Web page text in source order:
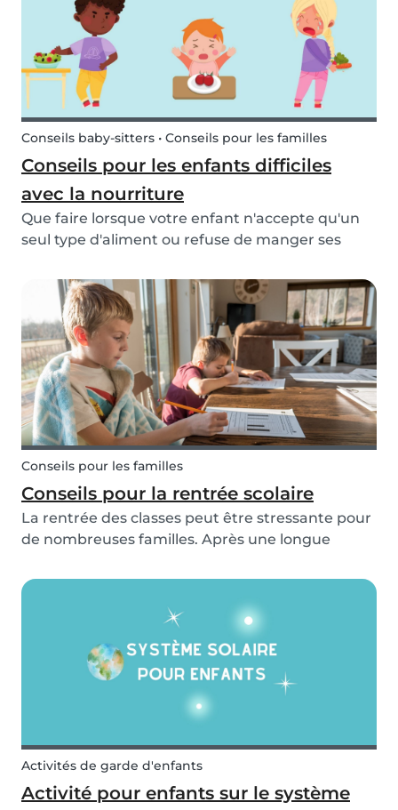
Conseils baby-sitters • Conseils pour les familles
Conseils pour les enfants difficiles
avec la nourriture
Que faire lorsque votre enfant n'accepte qu'un
seul type d'aliment ou refuse de manger ses
expliquons ce qu'est une alimentation difficile,
pourquoi elle se produit et comment y faire face
! Pou...
Conseils pour les familles
Conseils pour la rentrée scolaire
La rentrée des classes peut être stressante pour
de nombreuses familles. Après une longue
routine scolaire peut être un véritable défi. Il est
facile d'être submergé par toutes les choses...
Activités de garde d'enfants
Activité pour enfants sur le système